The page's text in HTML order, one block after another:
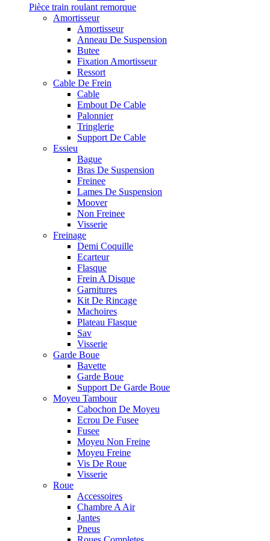
Pièce train roulant remorque
Amortisseur
Amortisseur
Anneau De Suspension
Butee
Fixation Amortisseur
Ressort
Cable De Frein
Cable
Embout De Cable
Palonnier
Tringlerie
Support De Cable
Essieu
Bague
Bras De Suspension
Freinee
Lames De Suspension
Moover
Non Freinee
Visserie
Freinage
Demi Coquille
Ecarteur
Flasque
Frein A Disque
Garnitures
Kit De Rincage
Machoires
Plateau Flasque
Sav
Visserie
Garde Boue
Bavette
Garde Boue
Support De Garde Boue
Moyeu Tambour
Cabochon De Moyeu
Ecrou De Fusee
Fusee
Moyeu Non Freine
Moyeu Freine
Vis De Roue
Visserie
Roue
Accessoires
Chambre A Air
Jantes
Pneus